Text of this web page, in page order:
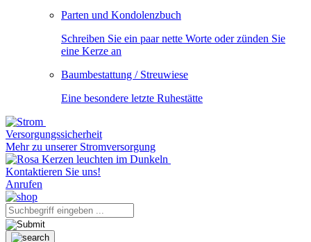
Parten und Kondolenzbuch
Schreiben Sie ein paar nette Worte oder zünden Sie
eine Kerze an
Baumbestattung / Streuwiese
Eine besondere letzte Ruhestätte
Versorgungssicherheit
Mehr zu unserer Stromversorgung
Kontaktieren Sie uns!
Anrufen